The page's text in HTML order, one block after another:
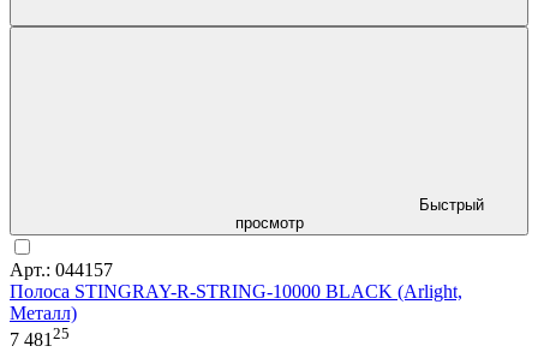
Быстрый
просмотр
Арт.: 044157
Полоса STINGRAY-R-STRING-10000 BLACK (Arlight,
Металл)
7 48125